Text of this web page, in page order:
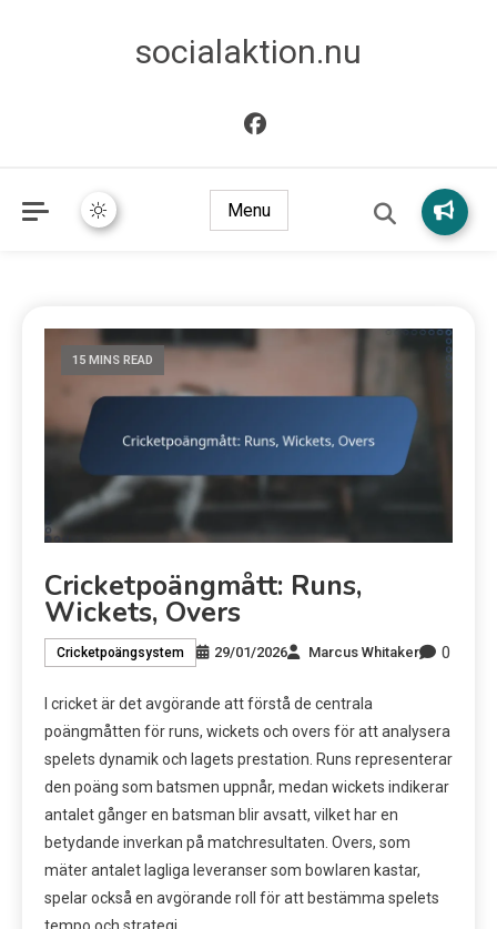
socialaktion.nu
Menu
15 MINS READ
Cricketpoängmått: Runs,
Wickets, Overs
Cricketpoängsystem 29/01/2026 Marcus Whitaker 0
I cricket är det avgörande att förstå de centrala
poängmåtten för runs, wickets och overs för att analysera
spelets dynamik och lagets prestation. Runs representerar
den poäng som batsmen uppnår, medan wickets indikerar
antalet gånger en batsman blir avsatt, vilket har en
betydande inverkan på matchresultaten. Overs, som
mäter antalet lagliga leveranser som bowlaren kastar,
spelar också en avgörande roll för att bestämma spelets